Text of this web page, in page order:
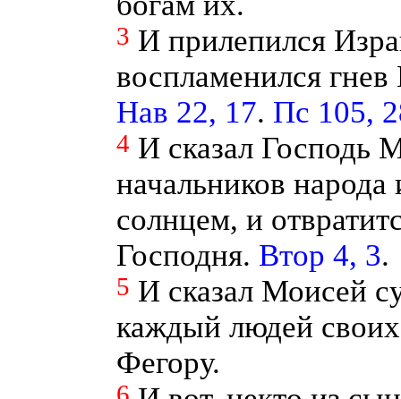
3 И прилепился
воспламенился
Нав 22, 17. Пс 105,
4 И сказал Господь
начальников
солнцем, и
Господня. Втор 4, 3.
5 И сказал Моисей
каждый людей
Фегору.